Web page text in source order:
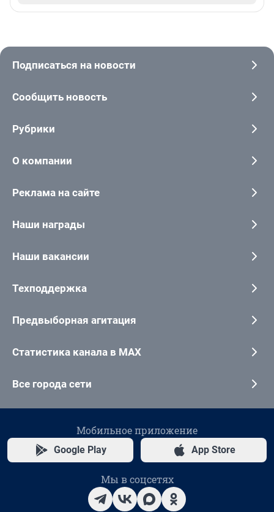
Подписаться на новости
Сообщить новость
Рубрики
О компании
Реклама на сайте
Наши награды
Наши вакансии
Техподдержка
Предвыборная агитация
Статистика канала в MAX
Все города сети
Мобильное приложение
Google Play App Store
Мы в соцсетях